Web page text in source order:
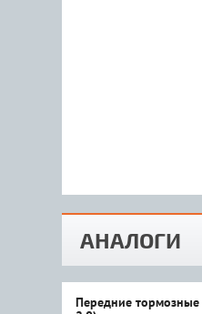
АНАЛОГИ
Передние